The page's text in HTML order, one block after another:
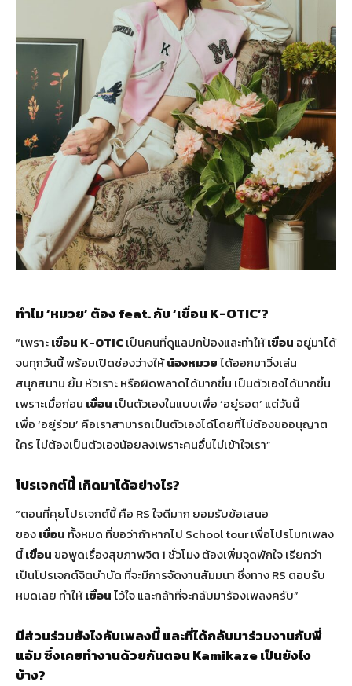
ทำไม ‘หมวย’ ต้อง feat. กับ ‘เขื่อน K-OTIC’?
“เพราะเขื่อน K-OTICเป็นคนที่ดูแลปกป้องและทำให้เขื่อน อยู่มาได้
จนทุกวันนี้ พร้อมเปิดช่องว่างให้น้องหมวยได้ออกมาวิ่งเล่น
สนุกสนาน ยิ้ม หัวเราะ หรือผิดพลาดได้มากขึ้น เป็นตัวเองได้มากขึ้น
เพราะเมื่อก่อน เขื่อน เป็นตัวเองในแบบเพื่อ ‘อยู่รอด’ แต่วันนี้
เพื่อ ‘อยู่ร่วม’ คือเราสามารถเป็นตัวเองได้โดยที่ไม่ต้องขออนุญาต
ใคร ไม่ต้องเป็นตัวเองน้อยลงเพราะคนอื่นไม่เข้าใจเรา”
โปรเจกต์นี้ เกิดมาได้อย่างไร?
“ตอนที่คุยโปรเจกต์นี้ คือ RS ใจดีมาก ยอมรับข้อเสนอ
ของเขื่อน ทั้งหมด ที่ขอว่าถ้าหากไป School tour เพื่อโปรโมทเพลง
นี้เขื่อนขอพูดเรื่องสุขภาพจิต 1 ชั่วโมง ต้องเพิ่มจุดพักใจ เรียกว่า
เป็นโปรเจกต์จิตบำบัด ที่จะมีการจัดงานสัมมนา ซึ่งทาง RS ตอบรับ
หมดเลย ทำให้เขื่อนไว้ใจ และกล้าที่จะกลับมาร้องเพลงครับ”
มีส่วนร่วมยังไงกับเพลงนี้ และที่ได้กลับมาร่วมงานกับพี่
แอ้ม ซึ่งเคยทำงานด้วยกันตอน Kamikaze เป็นยังไง
บ้าง?